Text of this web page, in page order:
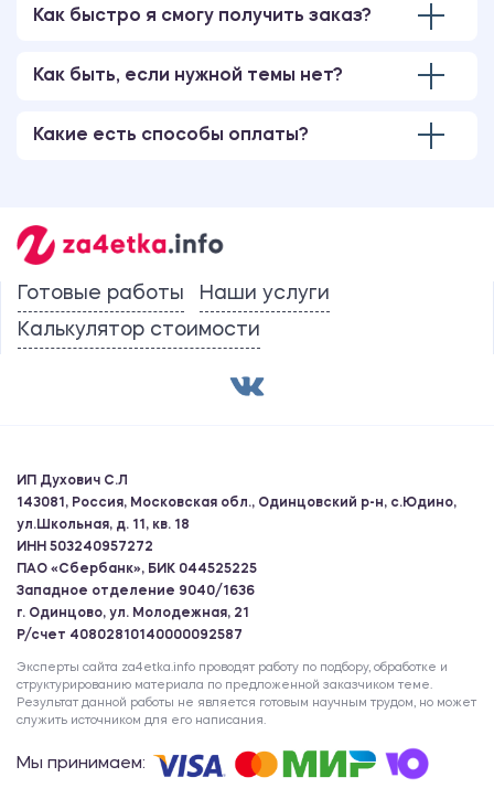
Как быстро я смогу получить заказ?
Как быть, если нужной темы нет?
Какие есть способы оплаты?
Готовые работы
Наши услуги
Калькулятор стоимости
ИП Духович С.Л
143081, Россия, Московская обл., Одинцовский р-н, с.Юдино,
ул.Школьная, д. 11, кв. 18
ИНН 503240957272
ПАО «Сбербанк», БИК 044525225
Западное отделение 9040/1636
г. Одинцово, ул. Молодежная, 21
Р/счет 40802810140000092587
Эксперты сайта za4etka.info проводят работу по подбору, обработке и
структурированию материала по предложенной заказчиком теме.
Результат данной работы не является готовым научным трудом, но может
служить источником для его написания.
Мы принимаем: